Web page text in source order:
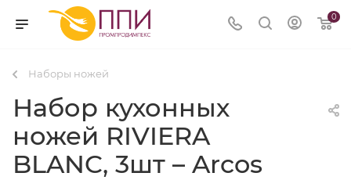
0
Наборы ножей
Набор кухонных
ножей RIVIERA
BLANC, 3шт – Arcos